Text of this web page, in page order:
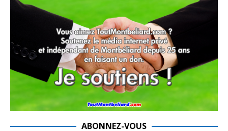
ABONNEZ-VOUS